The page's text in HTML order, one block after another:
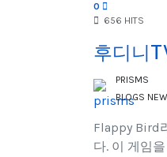
0
656 HITS
후디니
PRISMS
BLOGS
Flappy Bird
다. 이 게임